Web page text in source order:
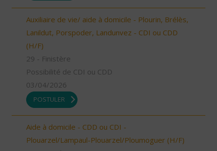
Auxiliaire de vie/ aide à domicile - Plourin, Brélès,
Lanildut, Porspoder, Landunvez - CDI ou CDD
(H/F)
29 - Finistère
Possibilité de CDI ou CDD
03/04/2026
POSTULER
Aide à domicile - CDD ou CDI -
Plouarzel/Lampaul-Plouarzel/Ploumoguer (H/F)